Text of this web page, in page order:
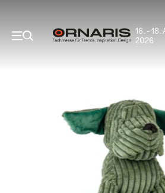
16. - 18.
2026